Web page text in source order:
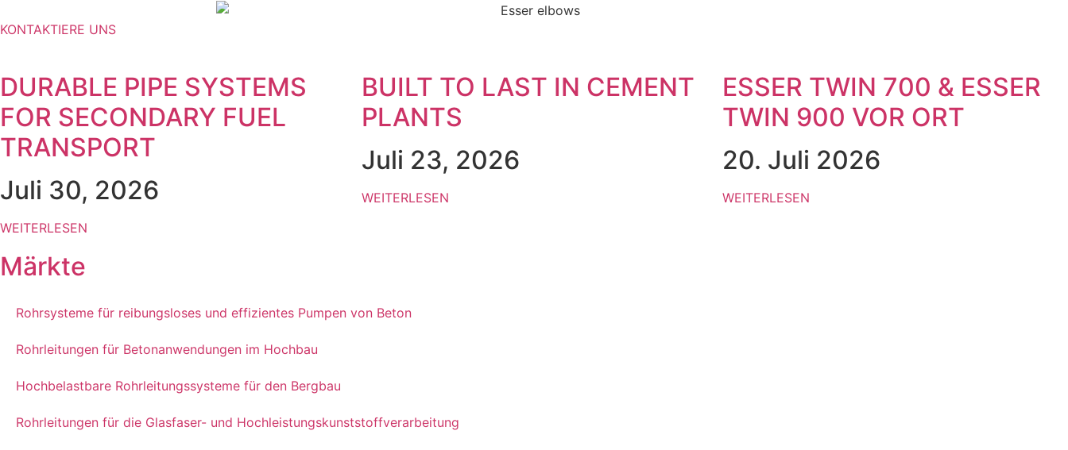
KONTAKTIERE UNS
DURABLE PIPE SYSTEMS
FOR SECONDARY FUEL
TRANSPORT
Juli 30, 2026
WEITERLESEN
BUILT TO LAST IN CEMENT
PLANTS
Juli 23, 2026
WEITERLESEN
ESSER TWIN 700 & ESSER
TWIN 900 VOR ORT
20. Juli 2026
WEITERLESEN
Märkte
Rohrsysteme für reibungsloses und effizientes Pumpen von Beton
Rohrleitungen für Betonanwendungen im Hochbau
Hochbelastbare Rohrleitungssysteme für den Bergbau
Rohrleitungen für die Glasfaser- und Hochleistungskunststoffverarbeitung